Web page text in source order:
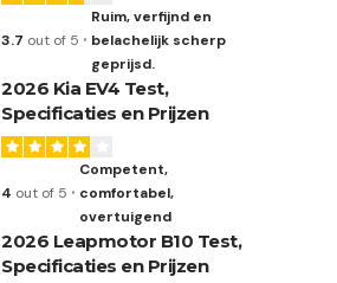
3.7 out of 5
Ruim, verfijnd en
belachelijk scherp
geprijsd.
2026 Kia EV4 Test,
Specificaties en Prijzen
4 out of 5
Competent,
comfortabel,
overtuigend
2026 Leapmotor B10 Test,
Specificaties en Prijzen